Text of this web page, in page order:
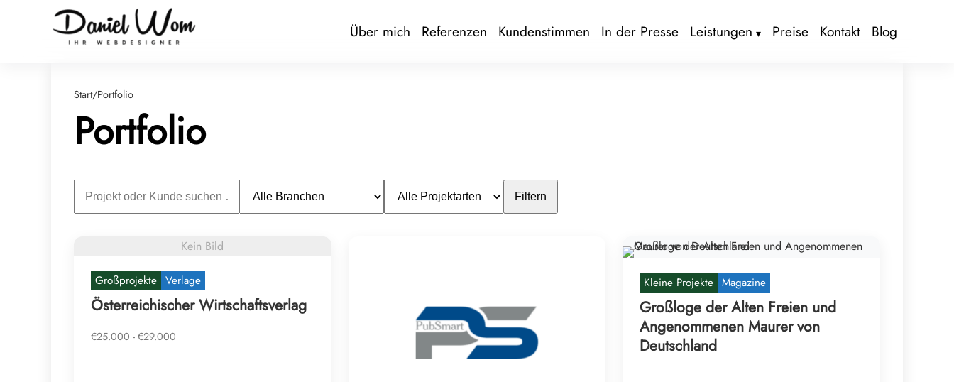
Über mich Referenzen Kundenstimmen In der Presse Leistungen Preise Kontakt Blog
Start/Portfolio
Portfolio
Filtern
Kein Bild
Großprojekte Verlage
Österreichischer Wirtschaftsverlag
€25.000 - €29.000
Kleine Projekte Magazine
Großloge der Alten Freien und
Angenommenen Maurer von
Deutschland